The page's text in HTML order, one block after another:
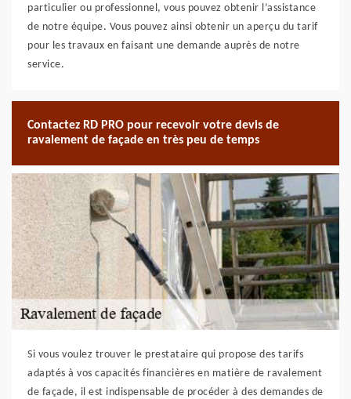
particulier ou professionnel, vous pouvez obtenir l’assistance
de notre équipe. Vous pouvez ainsi obtenir un aperçu du tarif
pour les travaux en faisant une demande auprès de notre
service.
Contactez RD PRO pour recevoir votre devis de
ravalement de façade en très peu de temps
Si vous voulez trouver le prestataire qui propose des tarifs
adaptés à vos capacités financières en matière de ravalement
de façade, il est indispensable de procéder à des demandes de